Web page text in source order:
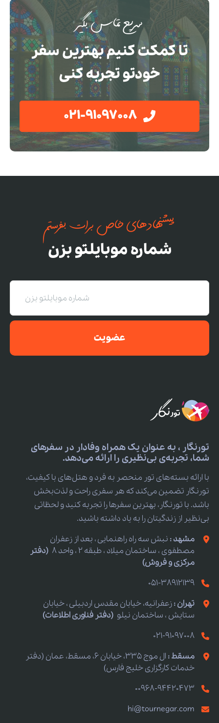
سریع تماس بگیر
تا کمکت کنیم بهترین سفر
خودتو تجربه کنی
021-91097008
پیشنهادهای خاص برات بفرستم
شماره موبایلتو بزن
عضویت
تورنگار ، به عنوان یک همراه وفادار در سفرهای
شما، تجربه‌ی بی‌نظیری را ارائه می‌دهد.
با ارائه بسته‌های تور منحصر به فرد و هتل‌های با کیفیت،
تورنگار تضمین می‌کند که هر سفری راحت و لذت‌بخش
باشد. با تورنگار، بهترین سفرها را تجربه کنید و لحظاتی
بی‌نظیر از زندگیتان را به یاد داشته باشید.
مشهد : نبش سه راه راهنمایی ، بعد از زعفران
مصطفوی ، ساختمان میلاد ، طبقه 2 ، واحد 8
(دفتر
مرکزی و فروش)
051-38912139
تهران :زعفرانیه، خیابان مقدس اردبیلی ، خیابان
ستایش ، ساختمان نیلو (دفتر فناوری اطلاعات)
021-91097008
مسقط :
ال موج 335، خیابان 6، مسقط، عمان (دفتر
خدمات کارگزاری خلیج فارس)
00968-94420473
hi@tournegar.com